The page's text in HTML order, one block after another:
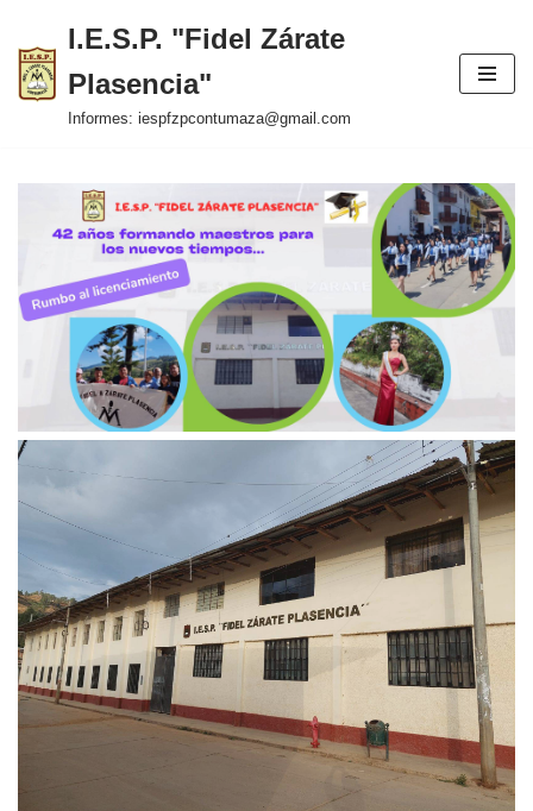
Saltar
al
contenido
I.E.S.P. "Fidel Zárate
Plasencia"
Informes: iespfzpcontumaza@gmail.com